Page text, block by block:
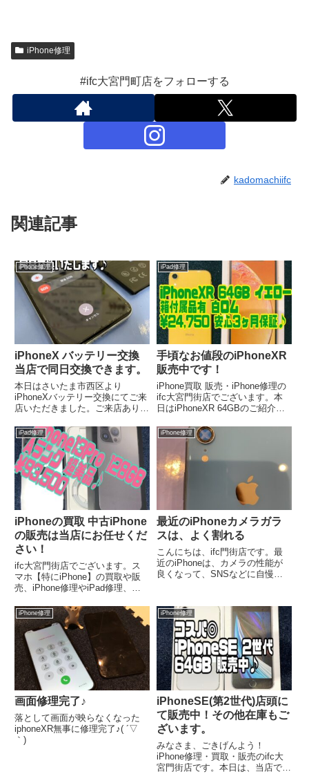
iPhone修理
#ifc大宮門町店をフォローする
kadomachiifc
関連記事
iPhone修理
iPhoneX バッテリー交換
当店で同日交換できます。
本日はさいたま市西区より
iPhoneXバッテリー交換にてご来
店いただきました。ご来店ありが
化により、バッテリーにガスが溜
まっていて膨張していました。
iPad修理
手頃なお値段のiPhoneXR
販売中です！
iPhone買取 販売・iPhone修理の
ifc大宮門街店でございます。本
日はiPhoneXR 64GBのご紹介！
手頃で尚且つ、性能も良き
iPhoneXR!人気機種ですので、こ
の機会にぜひご利用下さいませ！
iPad修理
iPhoneの買取 中古iPhone
の販売は当店にお任せくだ
さい！
ifc大宮門街店でございます。ス
マホ【特にiPhone】の買取や販
売、iPhone修理やiPad修理、
任せください。非常に状態の良き
♪iPhone13Pro入荷致しましたの
で、ご紹介いたします。
iPhone修理
最近のiPhoneカメラガラ
スは、よく割れる
こんにちは、ifc門街店です。最
近のiPhoneは、カメラの性能が
良くなって、SNSなどに自慢の
大きくボディーから出ている為落
とした時に割れてしまいます。レ
ンズが3枚あり望遠機能レ...
iPhone修理
画面修理完了♪
落として画面が映らなくなった
iphoneXR無事に修理完了♪( ´▽
｀)
iPhone修理
iPhoneSE(第2世代)店頭に
て販売中！その他在庫もご
ざいます。
みなさま、ごきげんよう！
iPhone修理・買取・販売のifc大
宮門街店です。本日は、当店で販